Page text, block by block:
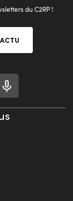
du C2RP !